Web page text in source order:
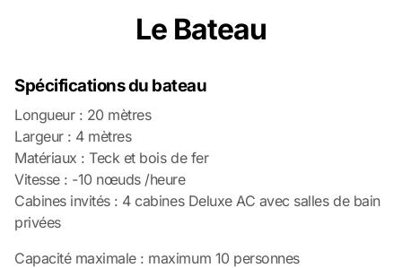
Le Bateau
Spécifications du bateau
Longueur : 20 mètres
Largeur : 4 mètres
Matériaux : Teck et bois de fer
Vitesse : -10 nœuds /heure
Cabines invités : 4 cabines Deluxe AC avec salles de bain
privées
Capacité maximale : maximum 10 personnes